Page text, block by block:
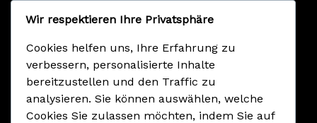
4 5 6 7
10
11 12 13 14 15
17
18 19 20 21
24
25 26 27 28
31
Wir respektieren Ihre Privatsphäre
Cookies helfen uns, Ihre Erfahrung zu
verbessern, personalisierte Inhalte
bereitzustellen und den Traffic zu
analysieren. Sie können auswählen, welche
Cookies Sie zulassen möchten, indem Sie auf